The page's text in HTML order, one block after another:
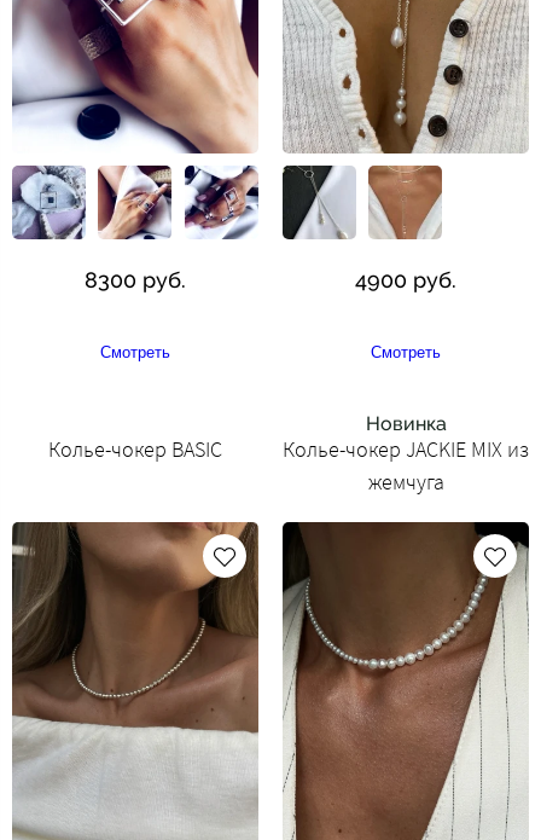
8300 руб.
Смотреть
4900 руб.
Смотреть
Колье-чокер BASIC
Новинка
Колье-чокер JACKIE MIX из
жемчуга